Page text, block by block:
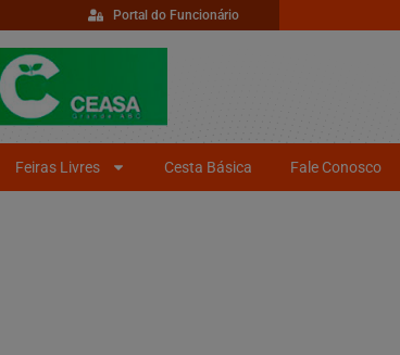
Portal do Funcionário
Feiras Livres Cesta Básica Fale Conosco